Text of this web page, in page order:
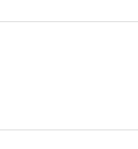
交织，
”的盛
神的凝